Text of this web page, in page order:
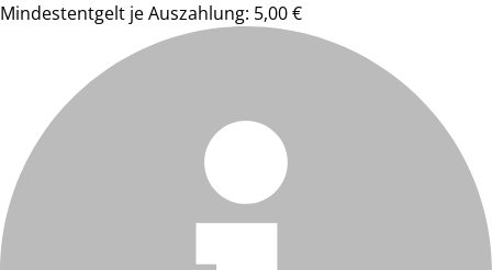
Mindestentgelt je Auszahlung: 5,00 €